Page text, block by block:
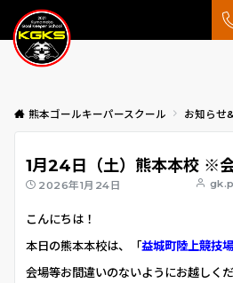
熊本ゴールキーパースクール お知らせ
1月24日（土）熊本本校 ※
2026年1月24日
こんにちは！
本日の熊本本校は、「益城町陸上競技場
会場等お間違いのないようにお越しくだ